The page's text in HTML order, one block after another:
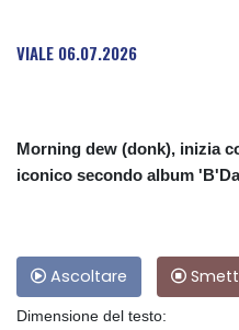
VIALE 06.07.2026
Morning dew (donk), inizia
iconico secondo album
Ascoltare
Dimensione del testo: